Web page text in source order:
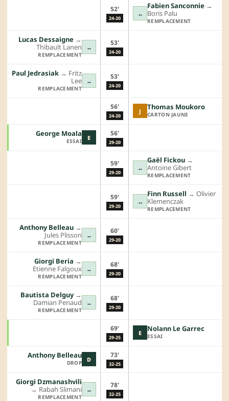
52'
24-20
↔
Fabien Sanconnie →︎
Boris Palu
REMPLACEMENT
↔
Lucas Dessaigne →︎
Thibault Lanen
REMPLACEMENT
53'
24-20
↔
Paul Jedrasiak →︎ Fritz
Lee
REMPLACEMENT
53'
24-20
56'
24-20
J Thomas Moukoro
CARTON JAUNE
E
George Moala
ESSAI
56'
29-20
59'
29-20
↔
Gaël Fickou →︎
Antoine Gibert
REMPLACEMENT
59'
29-20
↔
Finn Russell →︎ Olivier
Klemenczak
REMPLACEMENT
↔
Anthony Belleau →︎
Jules Plisson
REMPLACEMENT
60'
29-20
↔
Giorgi Beria →︎
Etienne Falgoux
REMPLACEMENT
68'
29-20
↔
Bautista Delguy→︎
Damian Penaud
REMPLACEMENT
68'
29-20
69'
29-25
E Nolann Le Garrec
ESSAI
D
Anthony Belleau
DROP
73'
32-25
↔
Giorgi Dzmanashvili
→︎ Rabah Slimani
REMPLACEMENT
78'
32-25